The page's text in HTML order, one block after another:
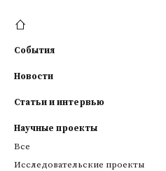
События
Новости
Статьи и интервью
Научные проекты
Все
Исследовательские проекты